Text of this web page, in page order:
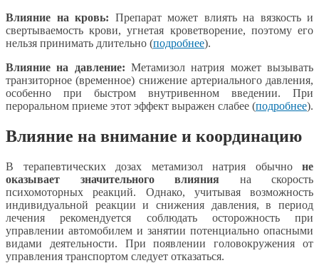
Влияние на кровь: Препарат может влиять на вязкость и
свертываемость крови, угнетая кроветворение, поэтому его
нельзя принимать длительно (подробнее).
Влияние на давление: Метамизол натрия может вызывать
транзиторное (временное) снижение артериального давления,
особенно при быстром внутривенном введении. При
пероральном приеме этот эффект выражен слабее (подробнее).
Влияние на внимание и координацию
В терапевтических дозах метамизол натрия обычно не
оказывает значительного влияния на скорость
психомоторных реакций. Однако, учитывая возможность
индивидуальной реакции и снижения давления, в период
лечения рекомендуется соблюдать осторожность при
управлении автомобилем и занятии потенциально опасными
видами деятельности. При появлении головокружения от
управления транспортом следует отказаться.